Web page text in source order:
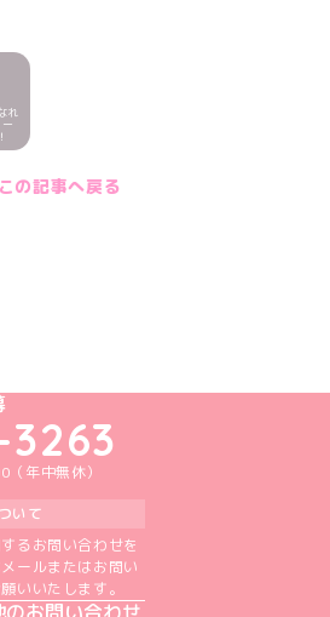
れ
この記事へ戻る
りーみんTikTok公式アカウント
めいどりーみんX公式アカウント
めいどりーみんInstagram公式アカウント
めいどりーみんFacebook公式アカウン
めいどりーみんYouTube公式アカ
年中無休）
いて
るお問い合わせを
ールまたはお問い
いいたします。